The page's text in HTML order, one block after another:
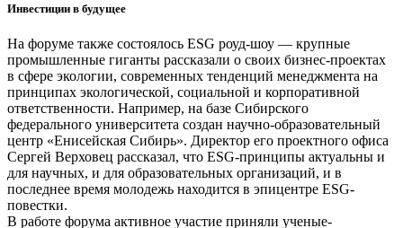
Инвестиции в будущее
На форуме также состоялось ESG роуд-шоу — крупные
промышленные гиганты рассказали о своих бизнес-проектах
в сфере экологии, современных тенденций менеджмента на
принципах экологической, социальной и корпоративной
ответственности. Например, на базе Сибирского
федерального университета создан научно-образовательный
центр «Енисейская Сибирь». Директор его проектного офиса
Сергей Верховец рассказал, что ESG-принципы актуальны и
для научных, и для образовательных организаций, и в
последнее время молодежь находится в эпицентре ESG-
повестки.
В работе форума активное участие приняли ученые-